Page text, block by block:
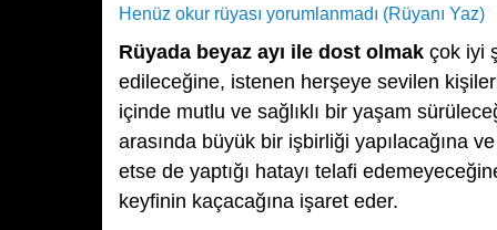
Henüz okur rüyası yorumlanmadı (Rüyanı Yaz)
Rüyada beyaz ayı ile dost olmak çok iyi
edileceğine, istenen herşeye sevilen
içinde mutlu ve sağlıklı bir yaşam
arasında büyük bir işbirliği yapılacağına
etse de yaptığı hatayı telafi
keyfinin kaçacağına işaret eder.